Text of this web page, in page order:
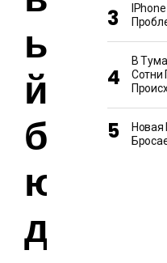
ы
й
б
ю
д
В
Сотни
Новая